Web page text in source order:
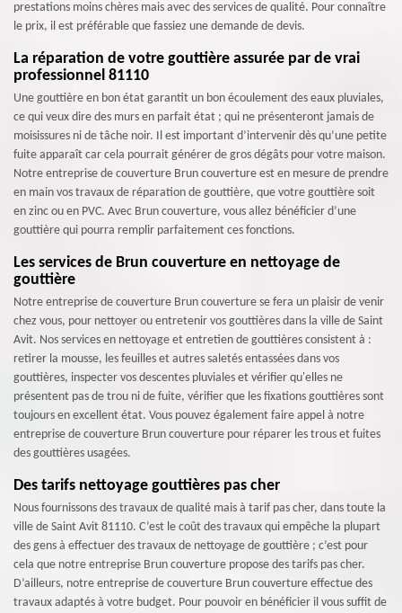
prestations moins chères mais avec des services de qualité. Pour connaître
le prix, il est préférable que fassiez une demande de devis.
La réparation de votre gouttière assurée par de vrai
professionnel 81110
Une gouttière en bon état garantit un bon écoulement des eaux pluviales,
ce qui veux dire des murs en parfait état ; qui ne présenteront jamais de
moisissures ni de tâche noir. Il est important d’intervenir dès qu’une petite
fuite apparaît car cela pourrait générer de gros dégâts pour votre maison.
Notre entreprise de couverture Brun couverture est en mesure de prendre
en main vos travaux de réparation de gouttière, que votre gouttière soit
en zinc ou en PVC. Avec Brun couverture, vous allez bénéficier d’une
gouttière qui pourra remplir parfaitement ces fonctions.
Les services de Brun couverture en nettoyage de
gouttière
Notre entreprise de couverture Brun couverture se fera un plaisir de venir
chez vous, pour nettoyer ou entretenir vos gouttières dans la ville de Saint
Avit. Nos services en nettoyage et entretien de gouttières consistent à :
retirer la mousse, les feuilles et autres saletés entassées dans vos
gouttières, inspecter vos descentes pluviales et vérifier qu'elles ne
présentent pas de trou ni de fuite, vérifier que les fixations gouttières sont
toujours en excellent état. Vous pouvez également faire appel à notre
entreprise de couverture Brun couverture pour réparer les trous et fuites
des gouttières usagées.
Des tarifs nettoyage gouttières pas cher
Nous fournissons des travaux de qualité mais à tarif pas cher, dans toute la
ville de Saint Avit 81110. C’est le coût des travaux qui empêche la plupart
des gens à effectuer des travaux de nettoyage de gouttière ; c’est pour
cela que notre entreprise Brun couverture propose des tarifs pas cher.
D’ailleurs, notre entreprise de couverture Brun couverture effectue des
travaux adaptés à votre budget. Pour pouvoir en bénéficier il vous suffit de